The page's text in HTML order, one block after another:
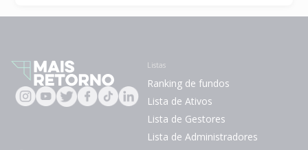
Listas
Ranking de fundos
Lista de Ativos
Lista de Gestores
Lista de Administradores